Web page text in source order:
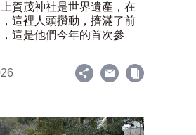
賀茂神社是世界遺產，在
這裡人頭攢動，擠滿了前
這是他們今年的首次參